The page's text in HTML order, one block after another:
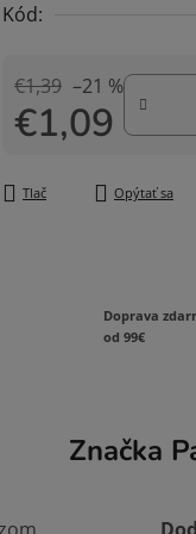
0,0
hviezdičiek.
Kód:
€1,39 –21 %
€1,09
Tlač Opýtať sa
Doprava
od 99€
Značka